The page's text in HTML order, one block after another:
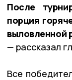
После
порция
выловленной
— рассказал
Все